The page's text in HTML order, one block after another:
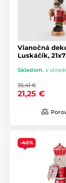
Vianočná
Luskáčik,
Skladom, v
35,41 €
21,25 €
-40%